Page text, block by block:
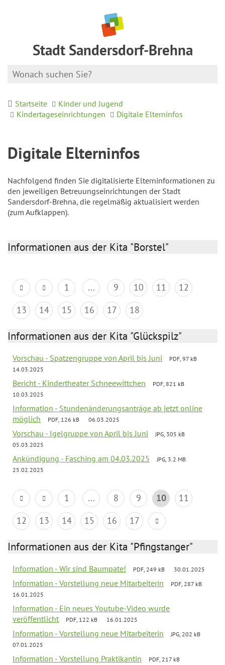
Stadt Sandersdorf-Brehna
Startseite
Kinder und Jugend
Kindertageseinrichtungen
Digitale Elterninfos
Digitale Elterninfos
Nachfolgend finden Sie digitalisierte Elterninformationen zu
den jeweiligen Betreuungseinrichtungen der Stadt
Sandersdorf-Brehna, die regelmäßig aktualisiert werden
(zum Aufklappen).
Informationen aus der Kita "Borstel"
1 ... 9 10 11
12
13
14 15 16 17 18
Informationen aus der Kita "Glückspilz"
Vorschau - Spatzengruppe von April bis Juni
PDF, 97 kB
14.03.2025
Bericht - Kindertheater Schneewittchen
PDF, 821 kB
10.03.2025
Information - Stundenänderungsanträge ab jetzt online
möglich
PDF, 126 kB 06.03.2025
Vorschau - Igelgruppe von April bis Juni
JPG, 305 kB
05.03.2025
Ankündigung - Fasching am 04.03.2025
JPG, 3.2 MB
25.02.2025
1 ... 8 9 10
11
12
13 14 15 16 17
Informationen aus der Kita "Pfingstanger"
Information - Wir sind Baumpate! PDF, 249 kB 30.01.2025
Information - Vorstellung neue Mitarbeiterin
PDF, 287 kB
16.01.2025
Information - Ein neues Youtube-Video wurde
veröffentlicht
PDF, 122 kB 16.01.2025
Information - Vorstellung neue Mitarbeiterin
JPG, 202 kB
07.01.2025
Information - Vorstellung Praktikantin
PDF, 217 kB